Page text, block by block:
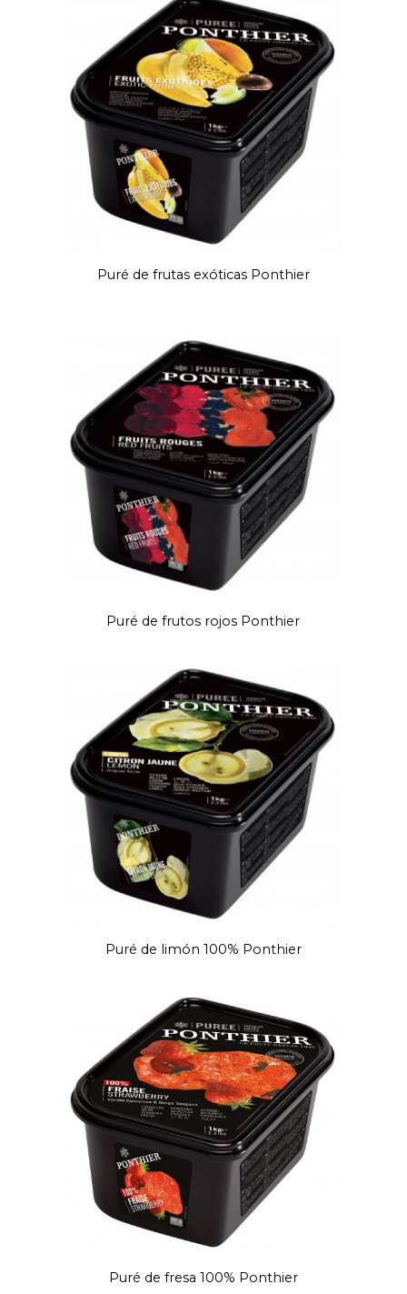
Puré de frutas exóticas Ponthier
Puré de frutos rojos Ponthier
Puré de limón 100% Ponthier
Puré de fresa 100% Ponthier